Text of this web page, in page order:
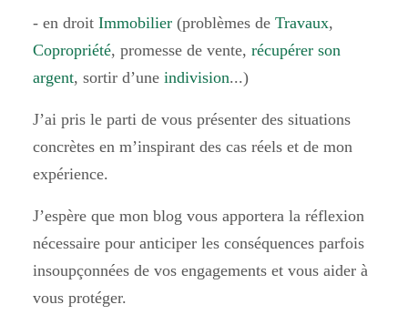
- en droit Immobilier (problèmes de Travaux,
Copropriété, promesse de vente, récupérer son
argent, sortir d’une indivision...)
J’ai pris le parti de vous présenter des situations
concrètes en m’inspirant des cas réels et de mon
expérience.
J’espère que mon blog vous apportera la réflexion
nécessaire pour anticiper les conséquences parfois
insoupçonnées de vos engagements et vous aider à
vous protéger.